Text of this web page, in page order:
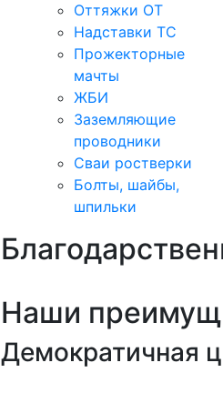
Оттяжки ОТ
Надставки ТС
Прожекторные
мачты
ЖБИ
Заземляющие
проводники
Сваи ростверки
Болты, шайбы,
шпильки
Наши
Демократичная